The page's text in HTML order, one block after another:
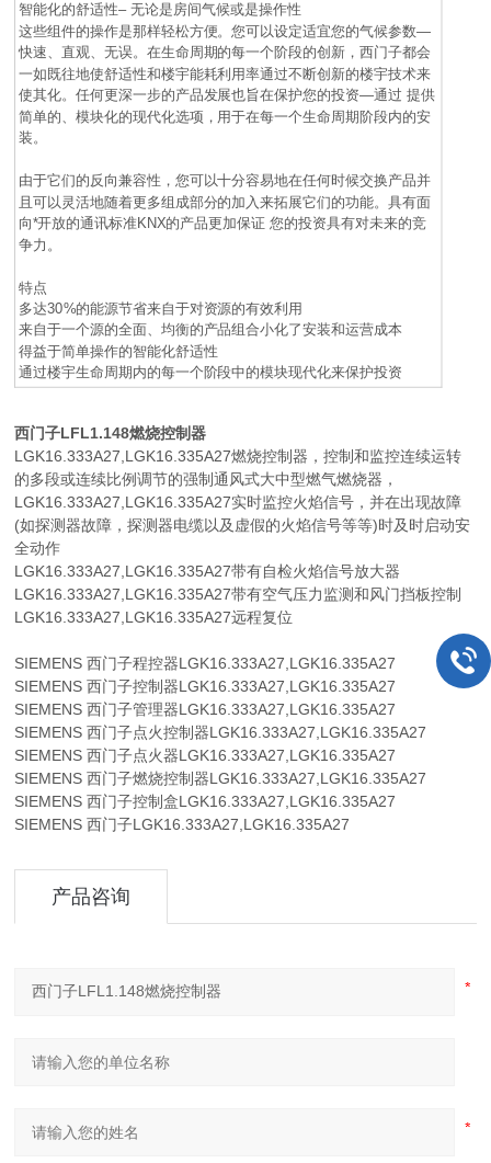
智能化的舒适性– 无论是房间气候或是操作性
这些组件的操作是那样轻松方便。您可以设定适宜您的气候参数—
快速、直观、无误。在生命周期的每一个阶段的创新，西门子都会
一如既往地使舒适性和楼宇能耗利用率通过不断创新的楼宇技术来
使其化。任何更深一步的产品发展也旨在保护您的投资—通过 提供
简单的、模块化的现代化选项，用于在每一个生命周期阶段内的安
装。
由于它们的反向兼容性，您可以十分容易地在任何时候交换产品并
且可以灵活地随着更多组成部分的加入来拓展它们的功能。具有面
向*开放的通讯标准KNX的产品更加保证 您的投资具有对未来的竞
争力。
特点
多达30%的能源节省来自于对资源的有效利用
来自于一个源的全面、均衡的产品组合小化了安装和运营成本
得益于简单操作的智能化舒适性
通过楼宇生命周期内的每一个阶段中的模块现代化来保护投资
西门子LFL1.148燃烧控制器
LGK16.333A27,LGK16.335A27燃烧控制器，控制和监控连续运转
的多段或连续比例调节的强制通风式大中型燃气燃烧器，
LGK16.333A27,LGK16.335A27实时监控火焰信号，并在出现故障
(如探测器故障，探测器电缆以及虚假的火焰信号等等)时及时启动安
全动作
LGK16.333A27,LGK16.335A27带有自检火焰信号放大器
LGK16.333A27,LGK16.335A27带有空气压力监测和风门挡板控制
LGK16.333A27,LGK16.335A27远程复位
SIEMENS 西门子程控器LGK16.333A27,LGK16.335A27
SIEMENS 西门子控制器LGK16.333A27,LGK16.335A27
SIEMENS 西门子管理器LGK16.333A27,LGK16.335A27
SIEMENS 西门子点火控制器LGK16.333A27,LGK16.335A27
SIEMENS 西门子点火器LGK16.333A27,LGK16.335A27
SIEMENS 西门子燃烧控制器LGK16.333A27,LGK16.335A27
SIEMENS 西门子控制盒LGK16.333A27,LGK16.335A27
SIEMENS 西门子LGK16.333A27,LGK16.335A27
产品咨询